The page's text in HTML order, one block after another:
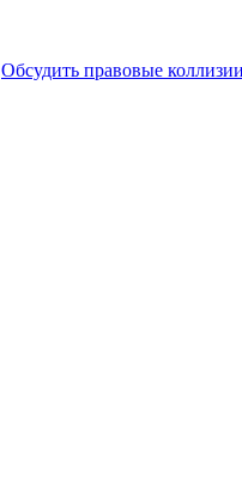
Обсудить правовые